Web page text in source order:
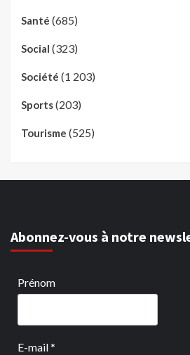
Santé (685)
Social (323)
Société (1 203)
Sports(203)
Tourisme (525)
Abonnez-vous à notre
Prénom
E-mail*